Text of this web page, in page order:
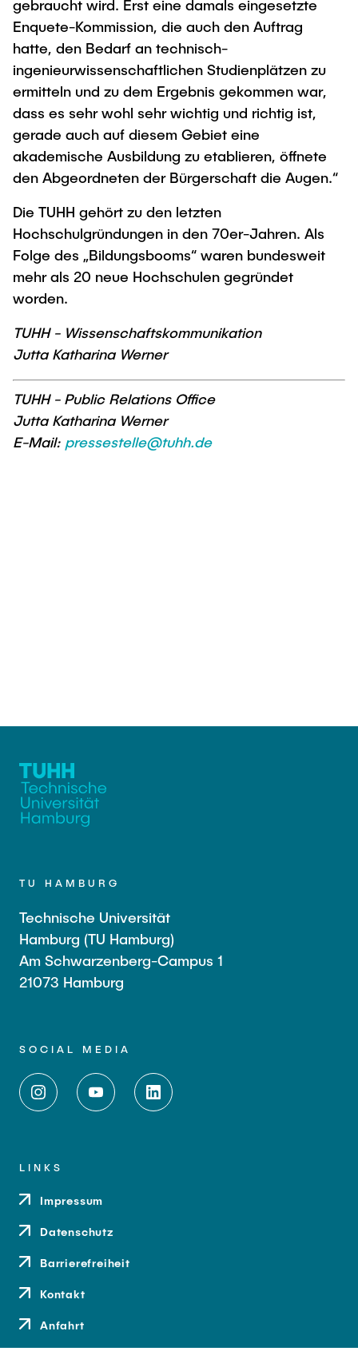
gebraucht wird. Erst eine damals eingesetzte
Enquete-Kommission, die auch den Auftrag
hatte, den Bedarf an technisch-
ingenieurwissenschaftlichen Studienplätzen zu
ermitteln und zu dem Ergebnis gekommen war,
dass es sehr wohl sehr wichtig und richtig ist,
gerade auch auf diesem Gebiet eine
akademische Ausbildung zu etablieren, öffnete
den Abgeordneten der Bürgerschaft die Augen.“
Die TUHH gehört zu den letzten
Hochschulgründungen in den 70er-Jahren. Als
Folge des „Bildungsbooms“ waren bundesweit
mehr als 20 neue Hochschulen gegründet
worden.
TUHH - Wissenschaftskommunikation
Jutta Katharina Werner
TUHH - Public Relations Office
Jutta Katharina Werner
E-Mail: pressestelle@tuhh.de
TU HAMBURG
Technische Universität
Hamburg (TU Hamburg)
Am Schwarzenberg-Campus 1
21073 Hamburg
SOCIAL MEDIA
LINKS
Impressum
Datenschutz
Barrierefreiheit
Kontakt
Anfahrt